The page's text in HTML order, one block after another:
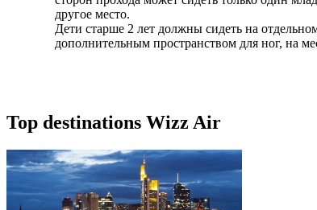
другое место.
Дети старше 2 лет должны сидеть на
дополнительным пространством для ног, на
Top destinations Wizz Air